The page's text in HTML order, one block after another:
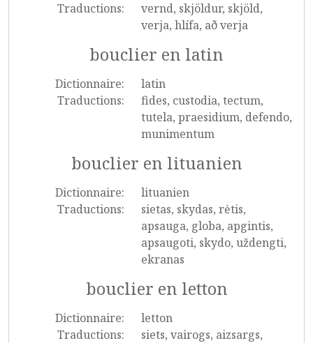
Traductions:
vernd, skjöldur, skjöld,
verja, hlífa, að verja
bouclier en latin
Dictionnaire:
latin
Traductions:
fides, custodia, tectum,
tutela, praesidium, defendo,
munimentum
bouclier en lituanien
Dictionnaire:
lituanien
Traductions:
sietas, skydas, rėtis,
apsauga, globa, apgintis,
apsaugoti, skydo, uždengti,
ekranas
bouclier en letton
Dictionnaire:
letton
Traductions:
siets, vairogs, aizsargs,